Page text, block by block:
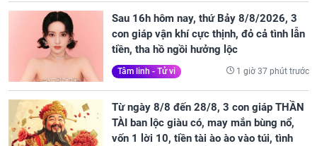
Sau 16h hôm nay, thứ Bảy 8/8/2026, 3
con giáp vận khí cực thịnh, đỏ cả tình lẫn
tiền, tha hồ ngồi hưởng lộc
Tâm linh - Tử vi 1 giờ 37 phút trước
Từ ngày 8/8 đến 28/8, 3 con giáp THẦN
TÀI ban lộc giàu có, may mắn bùng nổ,
vốn 1 lời 10, tiền tài ào ào vào túi, tình